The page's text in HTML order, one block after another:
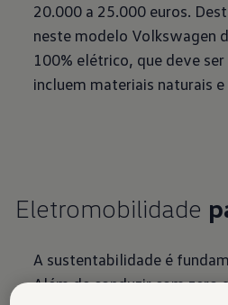
20.000 a 25.000 euros.
neste modelo Volkswagen
100% elétrico, que deve
incluem materiais naturais
Eletromobilidade
A sustentabilidade é
Além de conduzir com zero